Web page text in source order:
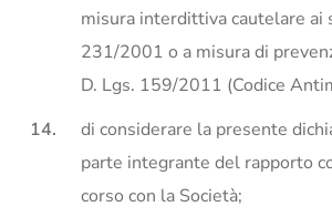
misura interdittiva cautelare ai
231/2001 o a misura di
D. Lgs. 159/2011 (Codice
di considerare la presente
parte integrante del rapporto
corso con la Società;